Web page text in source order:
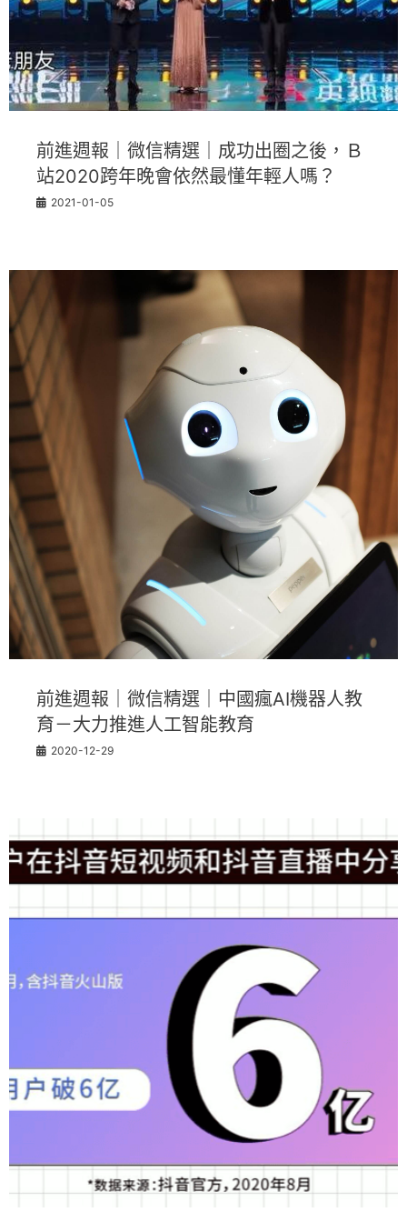
前進週報｜微信精選｜成功出圈之後，Ｂ
站2020跨年晚會依然最懂年輕人嗎？
2021-01-05
前進週報｜微信精選｜中國瘋AI機器人教
育－大力推進人工智能教育
2020-12-29